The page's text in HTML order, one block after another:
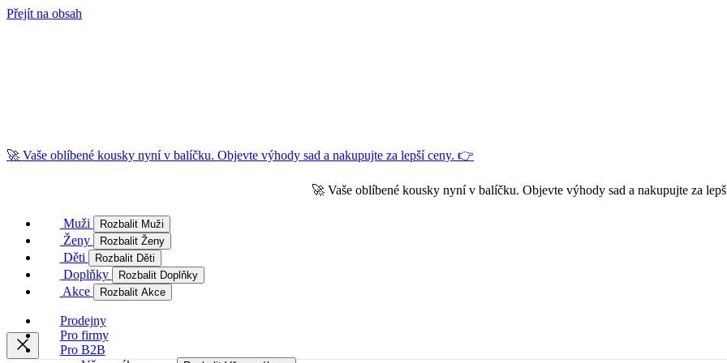
Přejít na obsah
🚀 Vaše oblíbené kousky nyní v balíčku. Objevte výhody sad a nakupujte za lepší ceny. 👉
🚀 Vaše oblíbené kousky nyní v balíčku. Objevte výhody sad a nakupujte za
Muži Rozbalit Muži
Ženy Rozbalit Ženy
Děti Rozbalit Děti
Doplňky Rozbalit Doplňky
Akce Rozbalit Akce
Prodejny
Pro firmy
Pro B2B